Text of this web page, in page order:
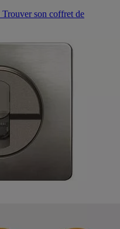
Trouver son coffret de